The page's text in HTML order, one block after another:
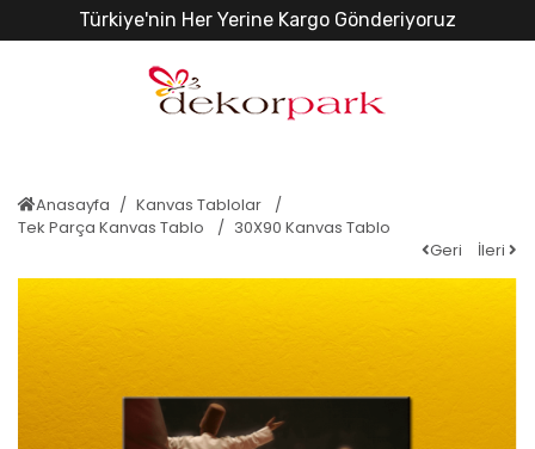
Türkiye'nin Her Yerine Kargo Gönderiyoruz
Anasayfa
Kanvas Tablolar
Tek Parça Kanvas Tablo
30X90 Kanvas Tablo
Geri
İleri